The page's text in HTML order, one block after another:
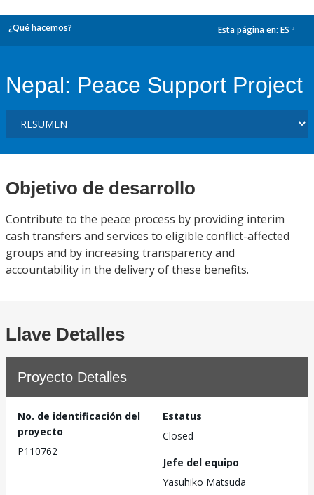
¿Qué hacemos? Esta página en: ES
Nepal: Peace Support Project
Objetivo de desarrollo
Contribute to the peace process by providing interim
cash transfers and services to eligible conflict-affected
groups and by increasing transparency and
accountability in the delivery of these benefits.
Llave Detalles
Proyecto Detalles
No. de identificación del
proyecto
P110762
Estatus
Closed
Jefe del equipo
Yasuhiko Matsuda